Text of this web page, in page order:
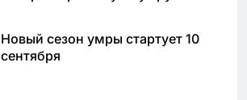
Новый сезон умры стартует 10
сентября